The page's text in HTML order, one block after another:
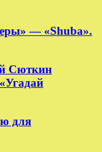
— «Shuba».
Сюткин
для